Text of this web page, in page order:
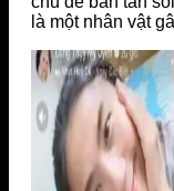
là một nhân vật